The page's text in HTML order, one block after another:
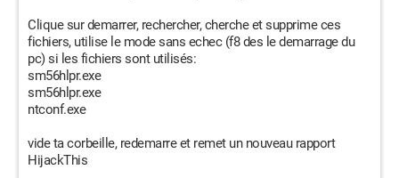
Clique sur demarrer, rechercher, cherche et supprime ces
fichiers, utilise le mode sans echec (f8 des le demarrage du
pc) si les fichiers sont utilisés:
sm56hlpr.exe
sm56hlpr.exe
ntconf.exe
vide ta corbeille, redemarre et remet un nouveau rapport
HijackThis